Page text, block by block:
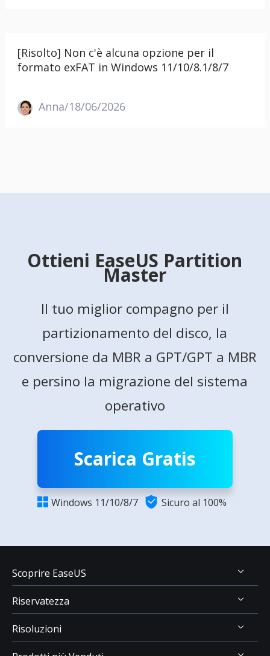
[Risolto] Non c'è alcuna opzione per il
formato exFAT in Windows 11/10/8.1/8/7
Anna/18/06/2026
Ottieni EaseUS Partition
Master
Il tuo miglior compagno per il
partizionamento del disco, la
conversione da MBR a GPT/GPT a MBR
e persino la migrazione del sistema
operativo
Scarica Gratis
 Windows 11/10/8/7  Sicuro al 100%
Scoprire EaseUS
Chi Siamo
Recensioni & Premi
Contatta EaseUS
Riservatezza
Disinstallazione
Risoluzioni